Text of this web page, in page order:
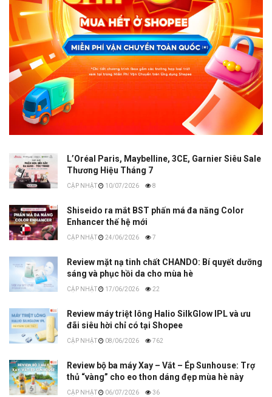
L’Oréal Paris, Maybelline, 3CE, Garnier Siêu Sale
Thương Hiệu Tháng 7
10/07/2026 8
Shiseido ra mắt BST phấn má đa năng Color
Enhancer thế hệ mới
24/06/2026 7
Review mặt nạ tinh chất CHANDO: Bí quyết dưỡng
sáng và phục hồi da cho mùa hè
17/06/2026 22
Review máy triệt lông Halio SilkGlow IPL và ưu
đãi siêu hời chỉ có tại Shopee
08/06/2026 762
Review bộ ba máy Xay – Vắt – Ép Sunhouse: Trợ
thủ “vàng” cho eo thon dáng đẹp mùa hè này
06/07/2026 36